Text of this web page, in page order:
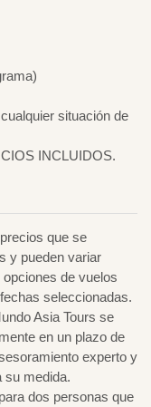
situación de
INCLUIDOS.
que se
y pueden variar
de vuelos
seleccionadas.
Asia Tours se
en un plazo de
experto y
su medida.
dos personas que